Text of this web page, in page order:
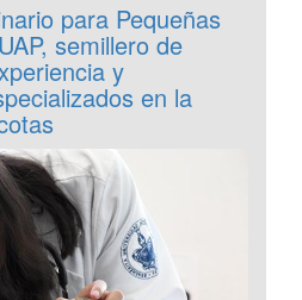
para Pequeñas
semillero de
y
en la